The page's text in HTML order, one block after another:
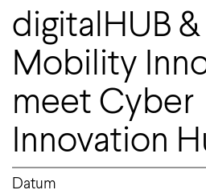
digitalHUB
Mobility
meet Cyber
Innovation
Datum